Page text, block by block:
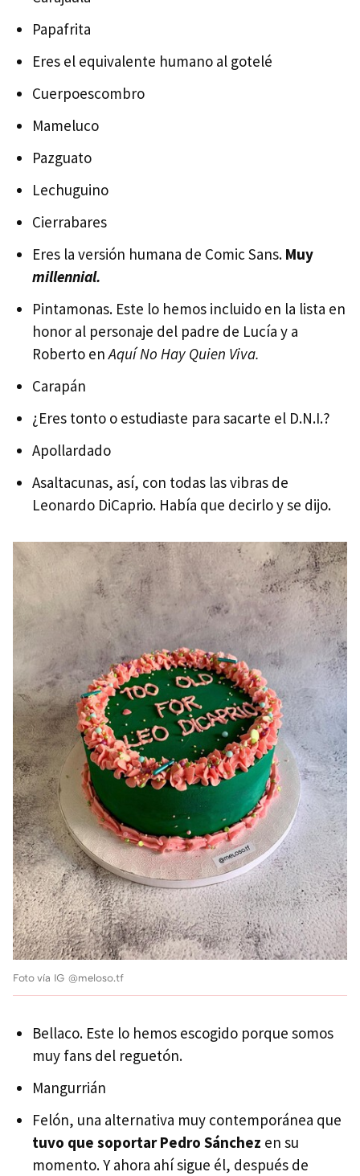
Papafrita
Eres el equivalente humano al gotelé
Cuerpoescombro
Mameluco
Pazguato
Lechuguino
Cierrabares
Eres la versión humana de Comic Sans. Muy
millennial.
Pintamonas. Este lo hemos incluido en la lista en
honor al personaje del padre de Lucía y a
Roberto enAquí No Hay Quien Viva.
Carapán
¿Eres tonto o estudiaste para sacarte el D.N.I.?
Apollardado
Asaltacunas, así, con todas las vibras de
Leonardo DiCaprio. Había que decirlo y se dijo.
Foto vía IG @meloso.tf
Bellaco. Este lo hemos escogido porque somos
muy fans del reguetón.
Mangurrián
Felón, una alternativa muy contemporánea que
tuvo que soportar Pedro Sánchez en su
momento. Y ahora ahí sigue él, después de